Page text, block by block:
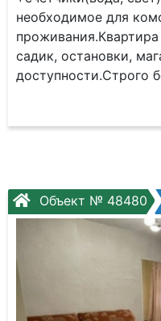
необходимое для
садик, остановки,
доступности.Строго
Объект № 48480